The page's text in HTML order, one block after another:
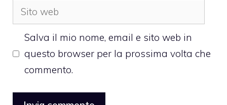
Sito
web
Salva il mio nome, email e sito web in
questo browser per la prossima volta che
commento.